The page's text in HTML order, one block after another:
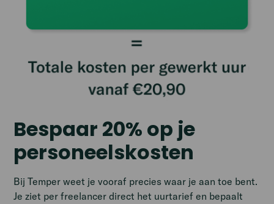
Bespaar 20% op je
personeelskosten
Bij Temper weet je vooraf precies waar je aan toe bent.
Je ziet per freelancer direct het uurtarief en bepaalt